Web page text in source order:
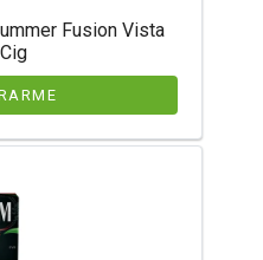
Fusion Vista